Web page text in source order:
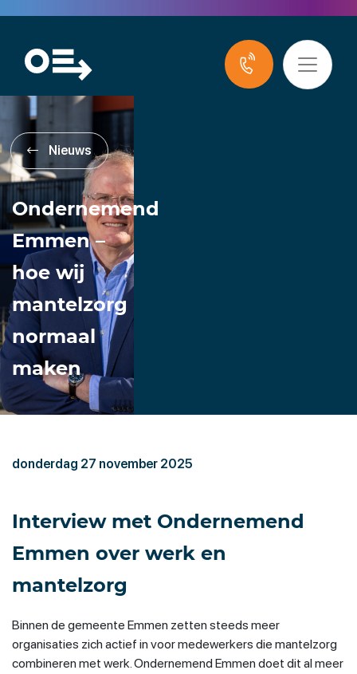
Nieuws
Ondernemend
Emmen –
hoe wij
mantelzorg
normaal
maken
donderdag 27 november 2025
Interview met Ondernemend
Emmen over werk en
mantelzorg
Binnen de gemeente Emmen zetten steeds meer
organisaties zich actief in voor medewerkers die mantelzorg
combineren met werk. Ondernemend Emmen doet dit al meer